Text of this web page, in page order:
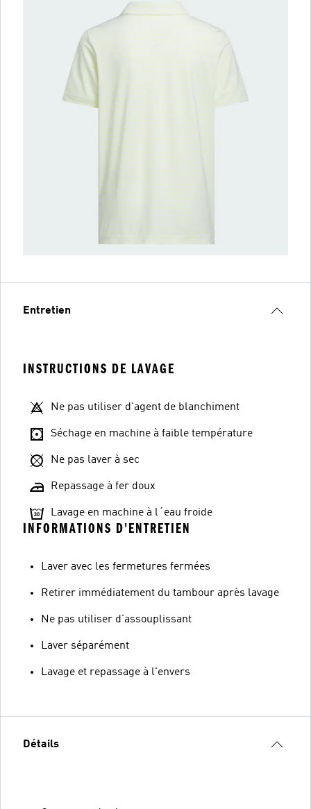
Entretien
INSTRUCTIONS DE LAVAGE
Ne pas utiliser d'agent de blanchiment
Séchage en machine à faible température
Ne pas laver à sec
Repassage à fer doux
Lavage en machine à l´eau froide
INFORMATIONS D'ENTRETIEN
Laver avec les fermetures fermées
Retirer immédiatement du tambour après lavage
Ne pas utiliser d'assouplissant
Laver séparément
Lavage et repassage à l'envers
Détails